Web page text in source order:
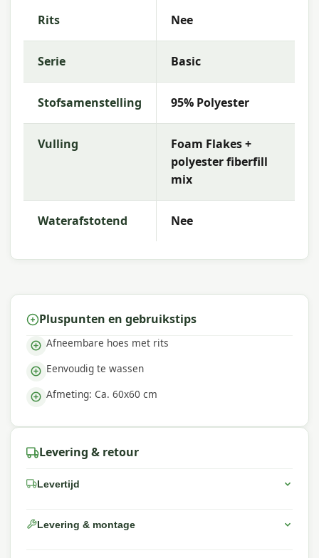
terras en wensen.
Waarom Madison?
MetMadison
kies je voor hoogwaardige
tuinkussens met uitstekende kleurechtheid en
comfort. De collectie kenmerkt zich door trendy
dessins, duurzame materialen en een uitstekende
pasvorm — perfect voor een comfortabele
buitenruimte.
Rits Nee
Serie Basic
Stofsamenstelling 95% Polyester
Vulling
Foam Flakes +
polyester fiberfill
mix
Waterafstotend Nee
Pluspunten en gebruikstips
Afneembare hoes met rits
Eenvoudig te wassen
Afmeting: Ca. 60x60 cm
Levering & retour
Levertijd
Levering & montage